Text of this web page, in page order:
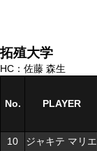
拓殖大学
HC：佐藤 森生
No. PLAYER
10 ジャキテ マリエ
No. PLAYER
10 ジャキテ マリエ